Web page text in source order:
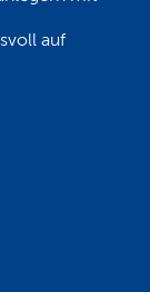
auf